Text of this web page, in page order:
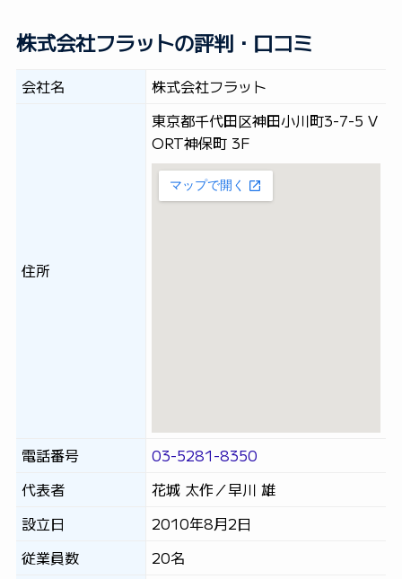
株式会社フラットの評判・口コミ
会社名 株式会社フラット
住所
東京都千代田区神田小川町3-7-5 V
ORT神保町 3F
電話番号
03-5281-8350
代表者
花城 太作／早川 雄
設立日
2010年8月2日
従業員数
20名